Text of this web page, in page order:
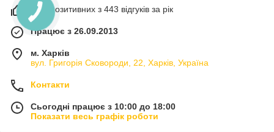
98% позитивних з 443 відгуків за рік
Працює з 26.09.2013
м. Харків
вул. Григорія Сковороди, 22, Харків, Україна
Контакти
Сьогодні працює з 10:00 до 18:00
Показати весь графік роботи